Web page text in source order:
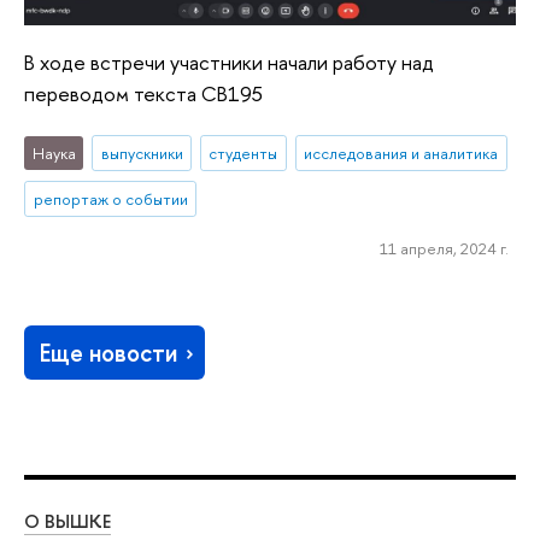
В ходе встречи участники начали работу над
переводом текста CB195
Наука выпускники студенты исследования и аналитика
репортаж о событии
11 апреля, 2024 г.
Еще новости
О ВЫШКЕ